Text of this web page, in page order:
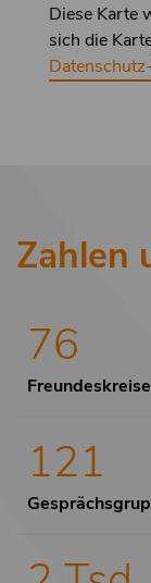
Diese Karte
sich die
Zahlen
76
121